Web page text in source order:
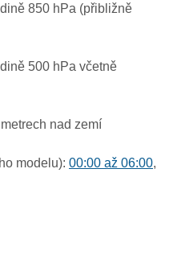
850 hPa (přibližně
500 hPa včetně
nad zemí
modelu): 00:00 až 06:00,